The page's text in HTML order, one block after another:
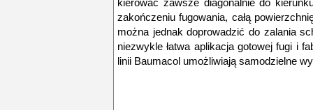
kierować zawsze diagonalnie do
zakończeniu fugowania, całą
można jednak doprowadzić do zalania
niezwykle łatwa aplikacja gotowej fugi i
linii Baumacol umożliwiają samodzielne